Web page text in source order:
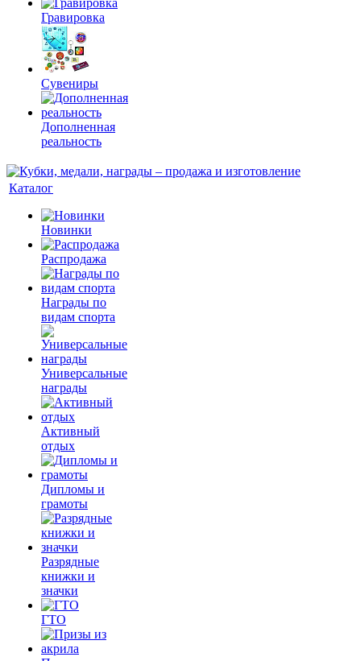
Гравировка
Сувениры
Дополненная
реальность
Каталог
Новинки
Распродажа
Награды по
видам спорта
Универсальные
награды
Активный
отдых
Дипломы и
грамоты
Разрядные
книжки и
значки
ГТО